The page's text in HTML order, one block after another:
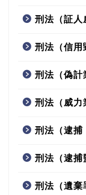
刑法（証人
刑法（信用
刑法（偽計
刑法（威力
刑法（逮捕
刑法（逮捕
刑法（遺棄